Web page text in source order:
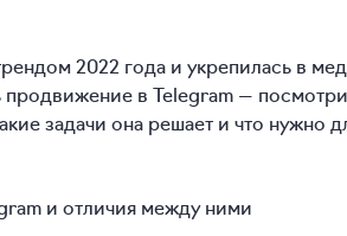
2022 года и укрепилась в
продвижение в Telegram —
задачи она решает и что нужно
и отличия между ними